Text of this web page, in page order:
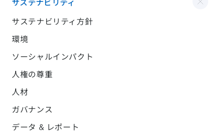
サステナビリティ
サステナビリティ方針
環境
ソーシャルインパクト
人権の尊重
人材
ガバナンス
データ & レポート